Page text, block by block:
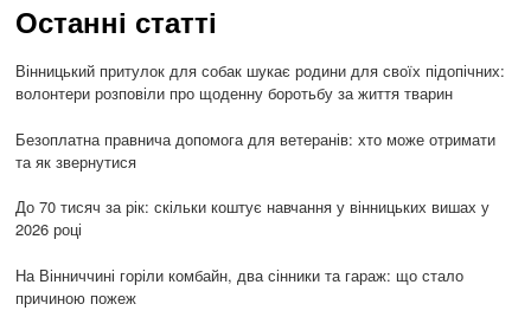
Останні статті
Вінницький притулок для собак шукає родини для своїх підопічних:
волонтери розповіли про щоденну боротьбу за життя тварин
Безоплатна правнича допомога для ветеранів: хто може отримати
та як звернутися
До 70 тисяч за рік: скільки коштує навчання у вінницьких вишах у
2026 році
На Вінниччині горіли комбайн, два сінники та гараж: що стало
причиною пожеж